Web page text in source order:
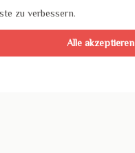
zu verbessern.
Alle akzeptieren